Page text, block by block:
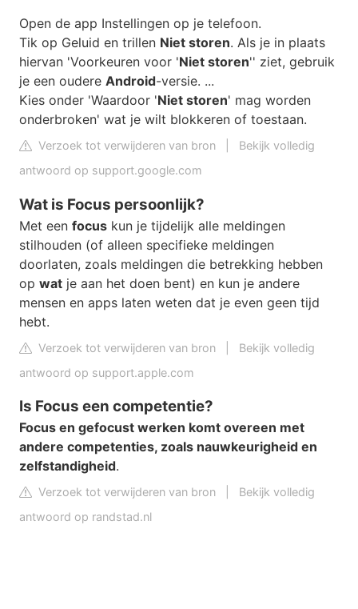
Open de app Instellingen op je telefoon.
Tik op Geluid en trillen Niet storen. Als je in plaats
hiervan 'Voorkeuren voor 'Niet storen'' ziet, gebruik
je een oudere Android-versie. ...
Kies onder 'Waardoor 'Niet storen' mag worden
onderbroken' wat je wilt blokkeren of toestaan.
Verzoek tot verwijderen van bron
Bekijk volledig
antwoord op support.google.com
Wat is Focus persoonlijk?
Met een focus kun je tijdelijk alle meldingen
stilhouden (of alleen specifieke meldingen
doorlaten, zoals meldingen die betrekking hebben
op wat je aan het doen bent) en kun je andere
mensen en apps laten weten dat je even geen tijd
hebt.
Verzoek tot verwijderen van bron
Bekijk volledig
antwoord op support.apple.com
Is Focus een competentie?
Focus en gefocust werken komt overeen met
andere competenties, zoals nauwkeurigheid en
zelfstandigheid.
Verzoek tot verwijderen van bron
Bekijk volledig
antwoord op randstad.nl